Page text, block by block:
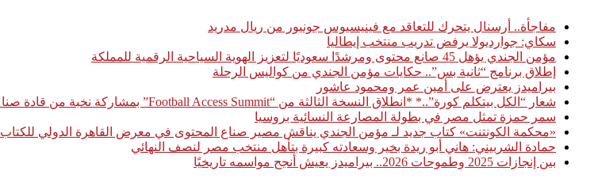
مفاجأة.. أرسنال يتحرك للتعاقد مع فينيسيوس جونيور من ريال مدريد
سكاي: جوارديولا يرفض تدريب منتخب إيطاليا
مؤمن الجندي يؤهل 45 صانع محتوى ومرشدًا سعوديًا لتعزيز الهوية السياحية الرقمية للمملكة
إطلاق برنامج “ثانية بس”.. حكايات مؤمن الجندي من كواليس الرحلة
بيراميدز يعترض على أمين عمر ومحمود عاشور
شعار “الكل بيتكلم كورة”..* *انطلاق النسخة الثالثة من “Football Access Summit” بمشاركة نخبة من قادة صناعة كرة القدم العالمية* *القاهرة 03 فبراير 2026
سمر حمزة تمثل مصر في بطولة المصارعة النسائية بروسيا
«محكمة الكونتنت» كتاب جديد لـ مؤمن الجندي يناقش مصير صناع المحتوى في معرض القاهرة الدولي للكتاب
حمادة الشربيني: هاني أبو ريدة بخير وسعادته كبيرة بتأهل منتخب مصر لنصف النهائي
بين إنجازات 2025 وطموحات 2026.. بيراميدز يعيش أنجح مواسمه تاريخيًا